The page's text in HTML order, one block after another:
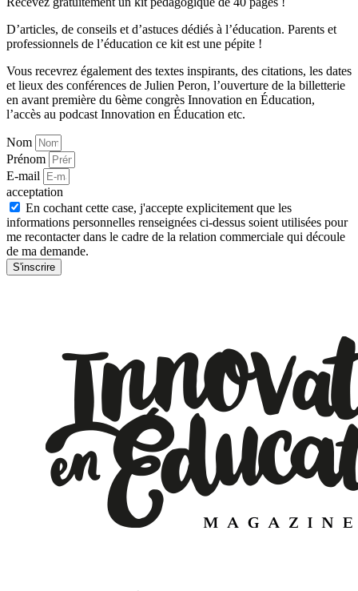
D’articles, de conseils et d’astuces dédiés à l’éducation. Parents et
professionnels de l’éducation ce kit est une pépite !
Vous recevrez également des textes inspirants, des citations, les dates
et lieux des conférences de Julien Peron, l’ouverture de la billetterie
en avant première du 6ème congrès Innovation en Éducation,
l’accès au podcast Innovation en Éducation etc.
Nom
Prénom
E-mail
acceptation
En cochant cette case, j'accepte explicitement que les
informations personnelles renseignées ci-dessus soient utilisées pour
me recontacter dans le cadre de la relation commerciale qui découle
de ma demande.
S'inscrire